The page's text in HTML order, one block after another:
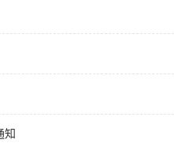
知